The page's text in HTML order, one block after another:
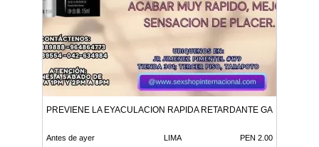
PREVIENE LA EYACULACION RAPIDA RETARDANTE
Antes de ayer LIMA PEN 2.00